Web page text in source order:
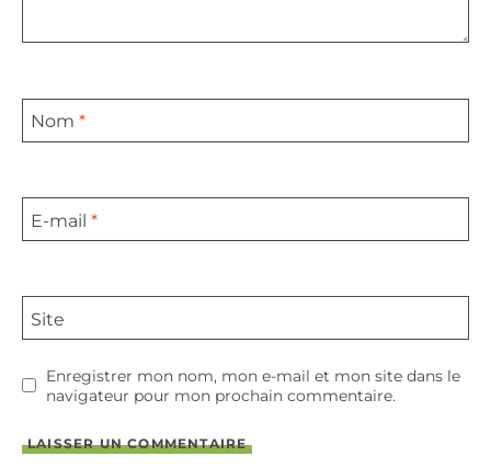
Nom *
E-mail *
Site
Enregistrer mon nom, mon e-mail et mon site dans le
navigateur pour mon prochain commentaire.